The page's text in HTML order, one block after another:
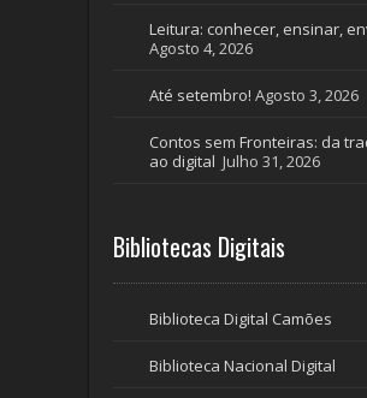
Leitura: conhecer, ensinar,
Agosto 4, 2026
Até setembro! Agosto 3, 2026
Contos sem Fronteiras: da
ao digital Julho 31, 2026
Bibliotecas Digitais
Biblioteca Digital Camões
Biblioteca Nacional Digital